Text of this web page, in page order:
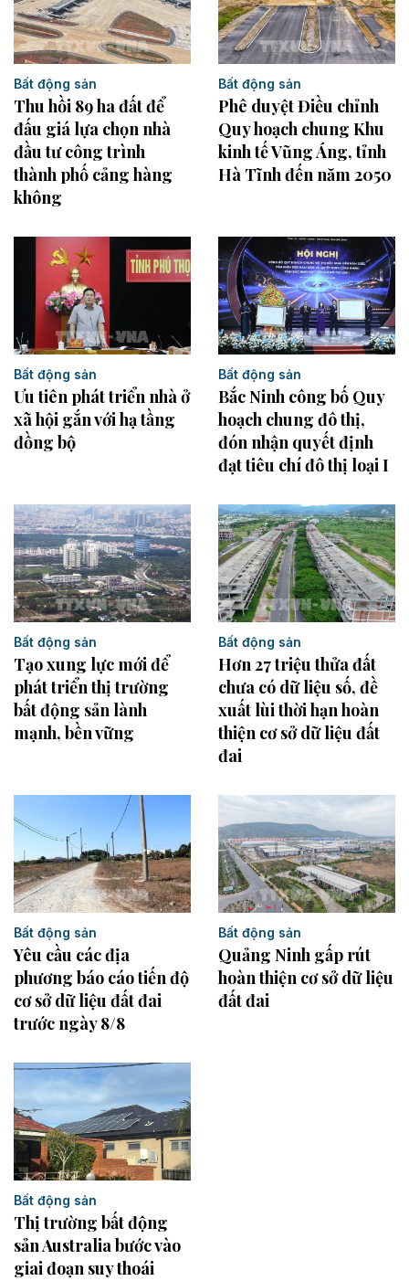
Bất động sản
Thu hồi 89 ha đất để
đấu giá lựa chọn nhà
đầu tư công trình
thành phố cảng hàng
không
Bất động sản
Phê duyệt Điều chỉnh
Quy hoạch chung Khu
kinh tế Vũng Áng, tỉnh
Hà Tĩnh đến năm 2050
Bất động sản
Ưu tiên phát triển nhà ở
xã hội gắn với hạ tầng
đồng bộ
Bất động sản
Bắc Ninh công bố Quy
hoạch chung đô thị,
đón nhận quyết định
đạt tiêu chí đô thị loại I
Bất động sản
Tạo xung lực mới để
phát triển thị trường
bất động sản lành
mạnh, bền vững
Bất động sản
Hơn 27 triệu thửa đất
chưa có dữ liệu số, đề
xuất lùi thời hạn hoàn
thiện cơ sở dữ liệu đất
đai
Bất động sản
Yêu cầu các địa
phương báo cáo tiến độ
cơ sở dữ liệu đất đai
trước ngày 8/8
Bất động sản
Quảng Ninh gấp rút
hoàn thiện cơ sở dữ liệu
đất đai
Bất động sản
Thị trường bất động
sản Australia bước vào
giai đoạn suy thoái